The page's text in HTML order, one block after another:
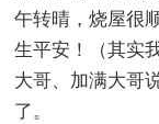
午转晴，烧屋很
生平安！（其实
大哥、加满大哥
了。